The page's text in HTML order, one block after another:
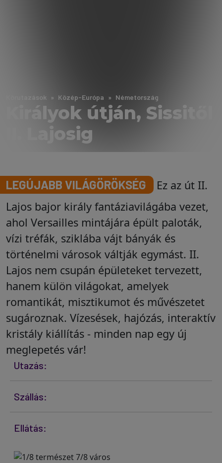
Körutazások Közép-Európa Németország
Királyok útján, Sissitől
II. Lajosig
LEGÚJABB VILÁGÖRÖKSÉG
Ez az út II.
Lajos bajor király fantáziavilágába vezet,
ahol Versailles mintájára épült paloták,
vízi tréfák, sziklába vájt bányák és
történelmi városok váltják egymást. II.
Lajos nem csupán épületeket tervezett,
hanem külön világokat, amelyek
romantikát, misztikumot és művészetet
sugároznak. Vízesések, hajózás, interaktív
kristály kiállítás - minden nap egy új
meglepetés vár!
Utazás:
Szállás:
Ellátás: